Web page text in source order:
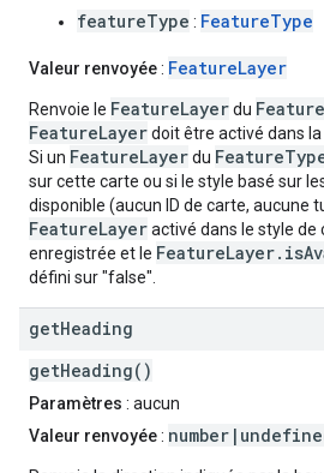
featureType : FeatureType
Valeur renvoyée: FeatureLayer
Renvoie le FeatureLayerdu
FeatureLayerdoit être activé dans la
Si un FeatureLayerdu
sur cette carte ou si le style basé sur
disponible (aucun ID de carte, aucune
FeatureLayeractivé dans le style
enregistrée et le
défini sur "false".
getHeading
getHeading()
Paramètres : aucun
Valeur renvoyée: